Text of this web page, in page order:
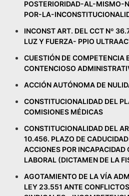
POSTERIORIDAD-AL-MISMO-
POR-LA-
INCONST ART. DEL CCT Nº
LUZ Y FUERZA- PPIO
CUESTIÓN DE COMPETENCIA
CONTENCIOSO
ACCIÓN AUTÓNOMA DE
CONSTITUCIONALIDAD DEL
COMISIONES MÉDICAS
CONSTITUCIONALIDAD DEL
10.456. PLAZO DE
ACCIONES POR INCAPACIDAD
LABORAL (DICTAMEN DE LA
AGOTAMIENTO DE LA VÍA
LEY 23.551 ANTE